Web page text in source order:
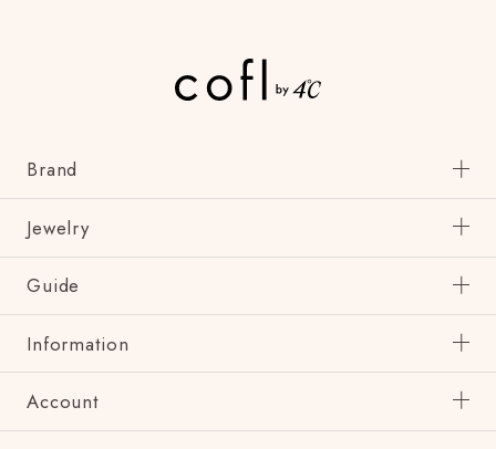
Brand
Jewelry
Guide
Information
Account